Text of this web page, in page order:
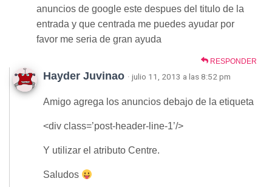
anuncios de google este despues del titulo de la
entrada y que centrada me puedes ayudar por
favor me seria de gran ayuda
RESPONDER
Hayder Juvinao · julio 11, 2013 a las 8:52 pm
Amigo agrega los anuncios debajo de la etiqueta
<div class=’post-header-line-1’/>
Y utilizar el atributo Centre.
Saludos